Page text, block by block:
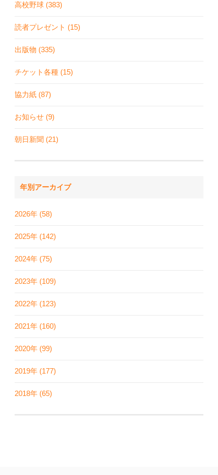
高校野球 (383)
読者プレゼント (15)
出版物 (335)
チケット各種 (15)
協力紙 (87)
お知らせ (9)
朝日新聞 (21)
年別アーカイブ
2026年 (58)
2025年 (142)
2024年 (75)
2023年 (109)
2022年 (123)
2021年 (160)
2020年 (99)
2019年 (177)
2018年 (65)